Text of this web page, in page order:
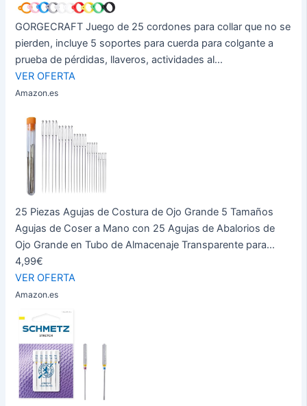
GORGECRAFT Juego de 25 cordones para collar que no se
pierden, incluye 5 soportes para cuerda para colgante a
prueba de pérdidas, llaveros, actividades al...
VER OFERTA
Amazon.es
25 Piezas Agujas de Costura de Ojo Grande 5 Tamaños
Agujas de Coser a Mano con 25 Agujas de Abalorios de
Ojo Grande en Tubo de Almacenaje Transparente para...
4,99€
VER OFERTA
Amazon.es